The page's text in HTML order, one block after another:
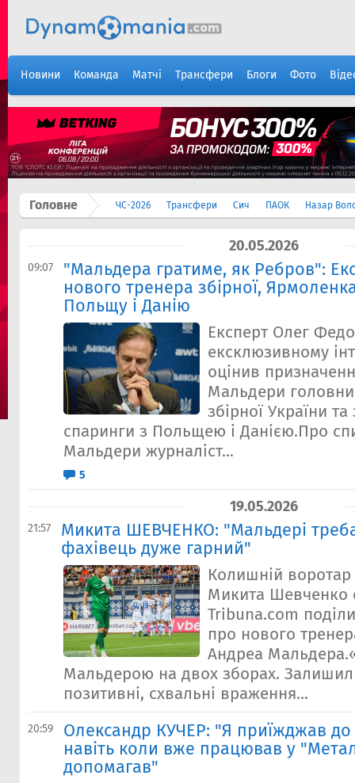
Новини Команда Матчі Трансфери Блоги Фото
Головне ЧС-2026 Трансфери Сич ПАОК Назар
20.05.2026
09:07
"Мальдера гратиме, як Ребров":
нового тренера збірної,
Польщу і Данію
Експерт Олег
ексклюзивному
оцінив
Мальдери
збірної України
спаринги з Польщею і Данією.Про
Мальдери журналіст...
5
19.05.2026
21:57
Микита ШЕВЧЕНКО: "Мальдері
фахівець дуже гарний"
Колишній
Микита Шевченко
Tribuna.com
про нового
Андреа
Мальдерою на двох зборах.
позитивні, схвальні враження...
20:59
Олександр КУЧЕР: "Я приїжджав
навіть коли вже працював у
допомагав"